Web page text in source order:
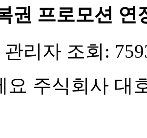
권 프로모션 연
리자 조회:
요 주식회사 대